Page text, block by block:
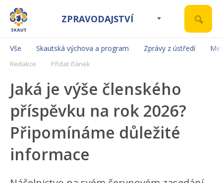
ZPRAVODAJSTVÍ
Vše Skautská výchova a program Zprávy z ústředí
Redakce Přidat článek
Jaká je výše členského
příspěvku na rok 2026?
Připomínáme důležité
informace